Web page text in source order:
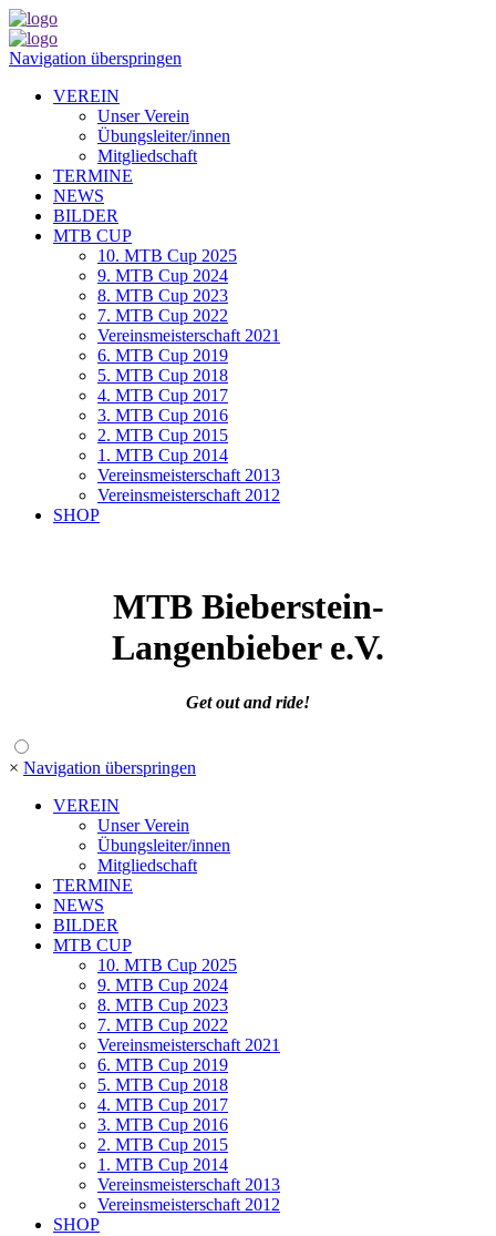
Navigation überspringen
VEREIN
Unser Verein
Übungsleiter/innen
Mitgliedschaft
TERMINE
NEWS
BILDER
MTB CUP
10. MTB Cup 2025
9. MTB Cup 2024
8. MTB Cup 2023
7. MTB Cup 2022
Vereinsmeisterschaft 2021
6. MTB Cup 2019
5. MTB Cup 2018
4. MTB Cup 2017
3. MTB Cup 2016
2. MTB Cup 2015
1. MTB Cup 2014
Vereinsmeisterschaft 2013
Vereinsmeisterschaft 2012
SHOP
MTB Bieberstein-
Langenbieber e.V.
Get out and ride!
× Navigation überspringen
VEREIN
Unser Verein
Übungsleiter/innen
Mitgliedschaft
TERMINE
NEWS
BILDER
MTB CUP
10. MTB Cup 2025
9. MTB Cup 2024
8. MTB Cup 2023
7. MTB Cup 2022
Vereinsmeisterschaft 2021
6. MTB Cup 2019
5. MTB Cup 2018
4. MTB Cup 2017
3. MTB Cup 2016
2. MTB Cup 2015
1. MTB Cup 2014
Vereinsmeisterschaft 2013
Vereinsmeisterschaft 2012
SHOP